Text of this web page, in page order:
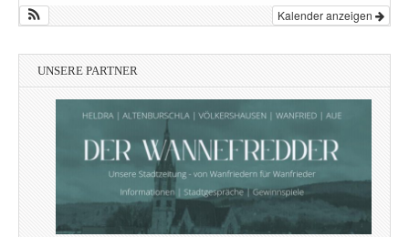
Kalender anzeigen
UNSERE PARTNER